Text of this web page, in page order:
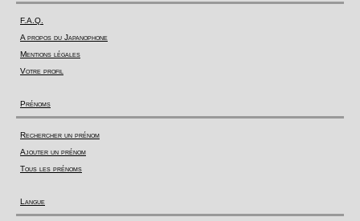
F.A.Q.
A propos du Japanophone
Mentions légales
Votre profil
Prénoms
Rechercher un prénom
Ajouter un prénom
Tous les prénoms
Langue